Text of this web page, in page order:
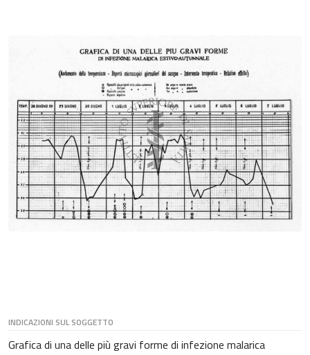
INDICAZIONI SUL SOGGETTO
Grafica di una delle più gravi forme di infezione malarica